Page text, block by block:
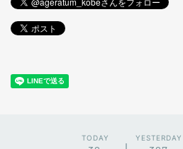
TODAY YESTERDAY